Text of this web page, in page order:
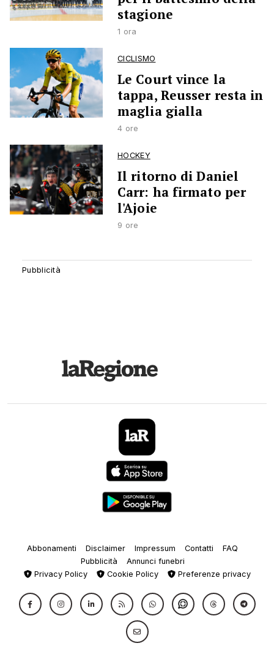
stagione
1 ora
CICLISMO
Le Court vince la
tappa, Reusser resta in
maglia gialla
4 ore
HOCKEY
Il ritorno di Daniel
Carr: ha firmato per
l'Ajoie
9 ore
Abbonamenti Disclaimer Impressum Contatti
FAQ
Pubblicità
Annunci funebri
Privacy Policy
Cookie Policy Preferenze privacy